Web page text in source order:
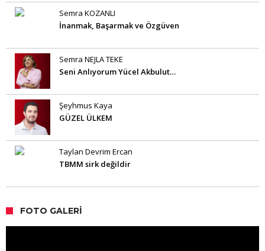
Semra KOZANLI
İnanmak, Başarmak ve Özgüven
Semra NEJLA TEKE
Seni Anlıyorum Yücel Akbulut…
Şeyhmus Kaya
GÜZEL ÜLKEM
Taylan Devrim Ercan
TBMM sirk değildir
FOTO GALERI